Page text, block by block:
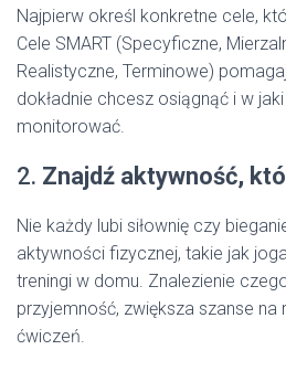
Najpierw określ konkretne cele,
Cele SMART (Specyficzne,
Realistyczne, Terminowe)
dokładnie chcesz osiągnąć i w
monitorować.
2. Znajdź aktywność,
Nie każdy lubi siłownię czy
aktywności fizycznej, takie jak
treningi w domu. Znalezienie
przyjemność, zwiększa szanse na
ćwiczeń.